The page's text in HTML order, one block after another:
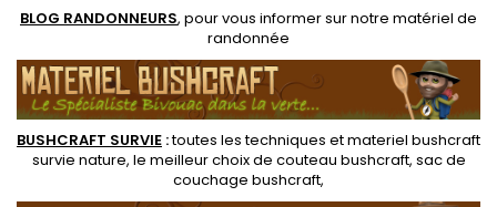
BLOG RANDONNEURS, pour vous informer sur notre matériel de
randonnée
BUSHCRAFT SURVIE :toutes les techniques etmateriel bushcraft
survie nature, le meilleur choix de couteau bushcraft, sac de
couchage bushcraft,